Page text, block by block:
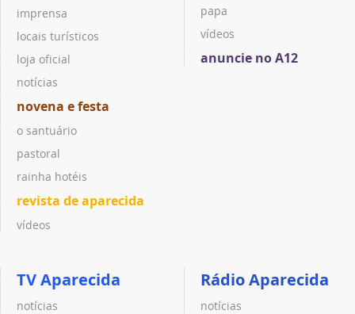
imprensa
locais turísticos
loja oficial
notícias
novena e festa
o santuário
pastoral
rainha hotéis
revista de aparecida
vídeos
papa
vídeos
anuncie no A12
TV Aparecida
notícias
Rádio Aparecida
notícias